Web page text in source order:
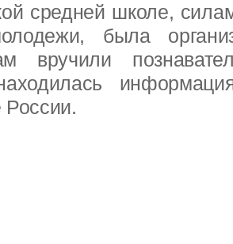
средней школе,
была
вручили
России.